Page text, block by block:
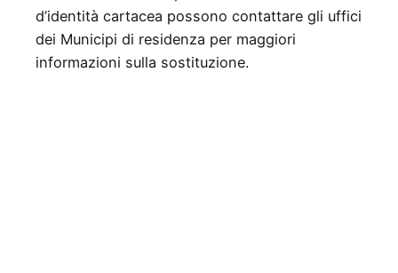
d’identità cartacea possono contattare gli uffici
dei Municipi di residenza per maggiori
informazioni sulla sostituzione.